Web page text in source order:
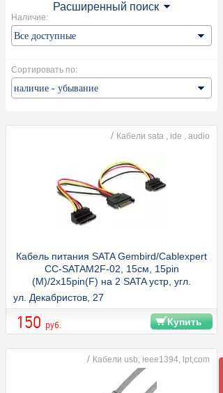
Расширенный поиск
Наличие:
Сортировать по:
/ Кабели sata , ide , audio
Кабель питания SATA Gembird/Cablexpert
CC-SATAM2F-02, 15см, 15pin
(M)/2x15pin(F) на 2 SATA устр, угл.
разъем
ул. Декабристов, 27
150 руб. Купить
/ Кабели usb, ieee1394, lpt,com